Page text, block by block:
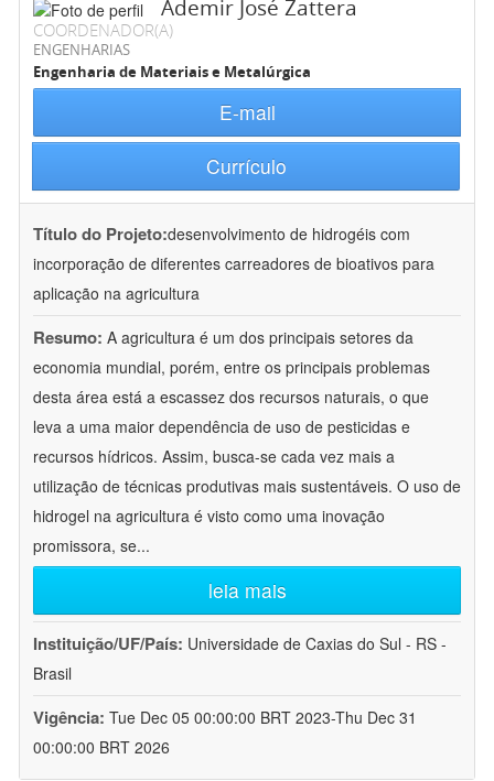
Ademir José Zattera
COORDENADOR(A)
ENGENHARIAS
Engenharia de Materiais e Metalúrgica
E-mail
Currículo
Título do Projeto:desenvolvimento de hidrogéis com
incorporação de diferentes carreadores de bioativos para
aplicação na agricultura
Resumo: A agricultura é um dos principais setores da
economia mundial, porém, entre os principais problemas
desta área está a escassez dos recursos naturais, o que
leva a uma maior dependência de uso de pesticidas e
recursos hídricos. Assim, busca-se cada vez mais a
utilização de técnicas produtivas mais sustentáveis. O uso de
hidrogel na agricultura é visto como uma inovação
promissora, se...
leia mais
Instituição/UF/País: Universidade de Caxias do Sul - RS -
Brasil
Vigência: Tue Dec 05 00:00:00 BRT 2023-Thu Dec 31
00:00:00 BRT 2026